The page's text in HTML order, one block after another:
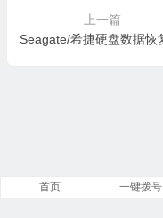
上一篇
首页 一键拨号